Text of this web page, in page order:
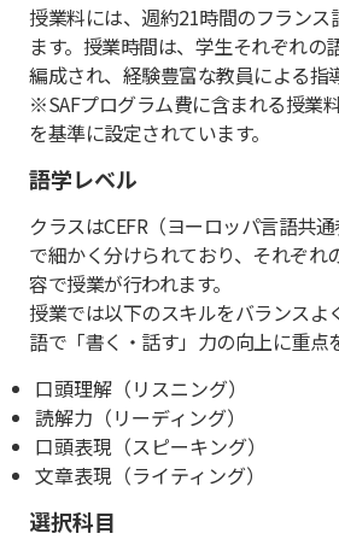
授業料には、週約21時間のフランス
ます。授業時間は、学生それぞれの
編成され、経験豊富な教員による指
※SAFプログラム費に含まれる授業
を基準に設定されています。
語学レベル
クラスはCEFR（ヨーロッパ言語共
で細かく分けられており、それぞれ
容で授業が行われます。
授業では以下のスキルをバランスよ
語で「書く・話す」力の向上に重点
口頭理解（リスニング）
読解力（リーディング）
口頭表現（スピーキング）
文章表現（ライティング）
選択科目